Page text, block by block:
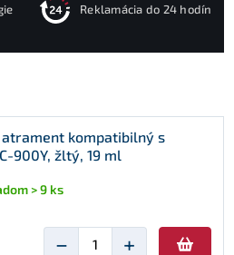
Reklamácia do 24 hodín
atrament kompatibilný s
900Y, žltý, 19 ml
> 9 ks
− +